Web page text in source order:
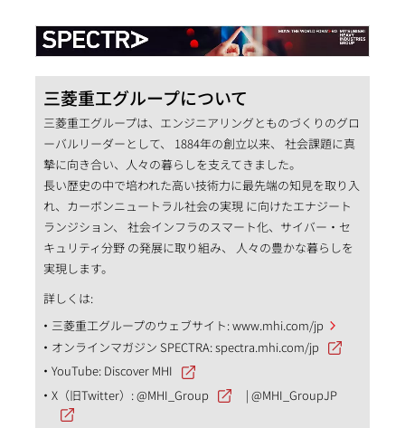
三菱重工グループについて
三菱重工グループは、エンジニアリングとものづくりのグロ
ーバルリーダーとして、 1884年の創立以来、 社会課題に真
摯に向き合い、人々の暮らしを支えてきました。
長い歴史の中で培われた高い技術力に最先端の知見を取り入
れ、カーボンニュートラル社会の実現 に向けたエナジート
ランジション、 社会インフラのスマート化、サイバー・セ
キュリティ分野 の発展に取り組み、 人々の豊かな暮らしを
実現します。
詳しくは:
三菱重工グループのウェブサイト:www.mhi.com/jp
オンラインマガジン SPECTRA:spectra.mhi.com/jp
YouTube: Discover MHI
X（旧Twitter）:@MHI_Group |@MHI_GroupJP